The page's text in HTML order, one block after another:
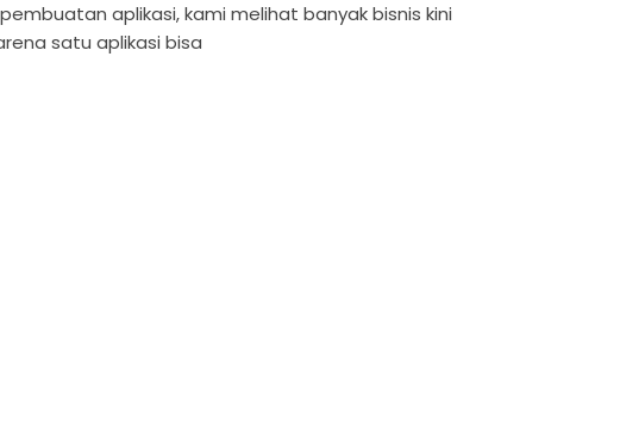
aplikasi, kami melihat banyak bisnis kini
satu aplikasi bisa